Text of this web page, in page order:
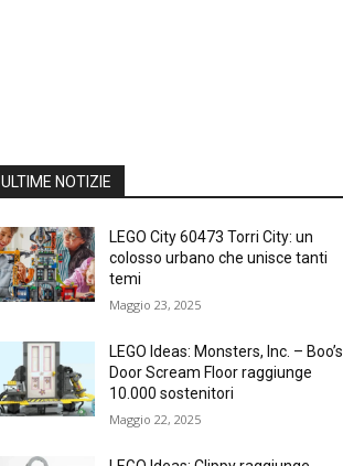
ULTIME NOTIZIE
LEGO City 60473 Torri City: un
colosso urbano che unisce tanti
temi
Maggio 23, 2025
LEGO Ideas: Monsters, Inc. – Boo’s
Door Scream Floor raggiunge
10.000 sostenitori
Maggio 22, 2025